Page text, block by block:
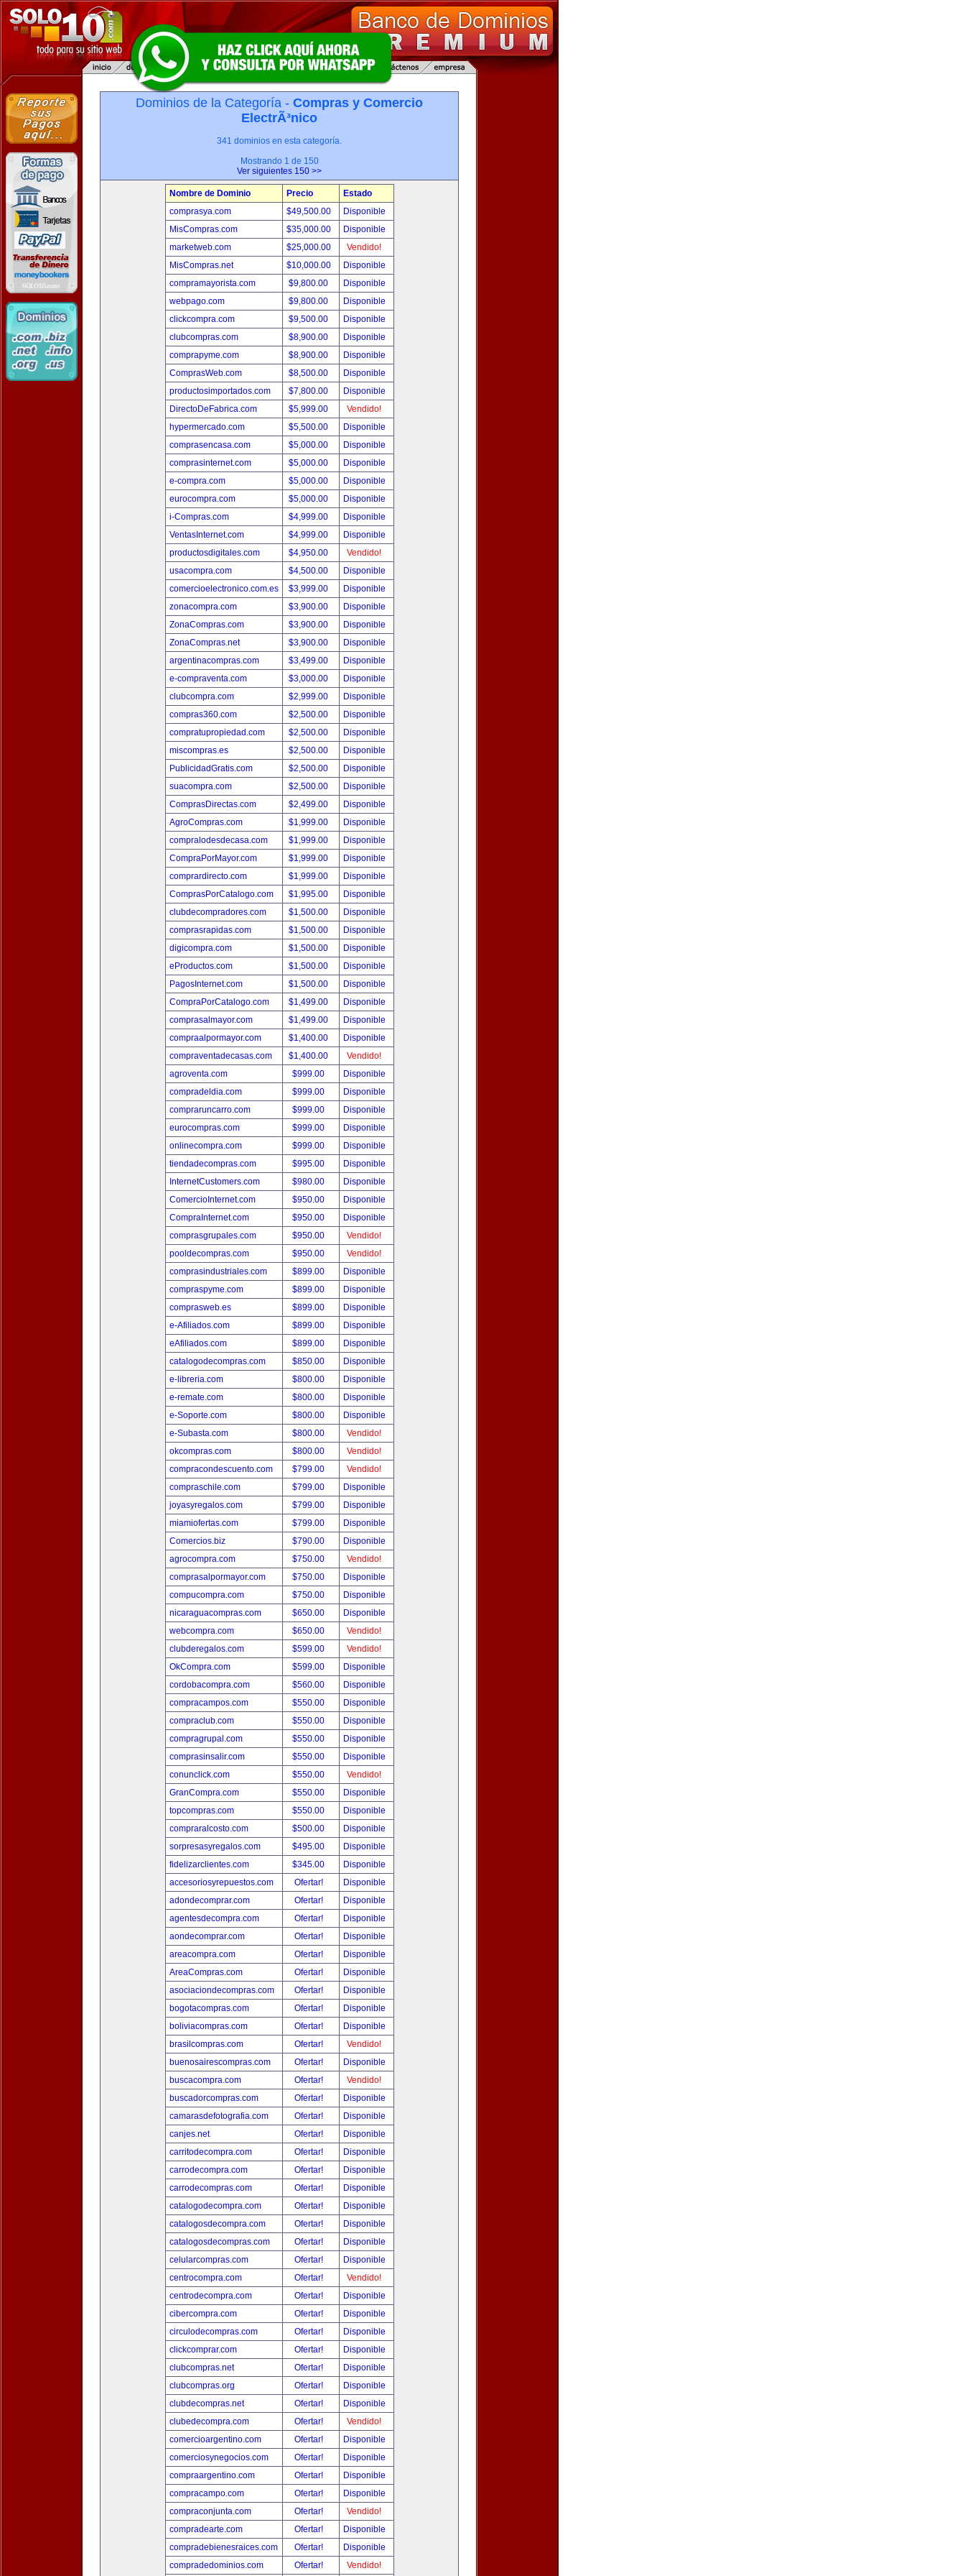
Dominios de la Categoría - Compras y Comercio
ElectrÃ³nico
341 dominios en esta categoría.
Mostrando 1 de 150
Ver siguientes 150 >>
Nombre de Dominio Precio
Estado
comprasya.com
$49,500.00
Disponible
MisCompras.com
$35,000.00
Disponible
marketweb.com
$25,000.00
Vendido!
MisCompras.net
$10,000.00
Disponible
compramayorista.com
$9,800.00
Disponible
webpago.com
$9,800.00
Disponible
clickcompra.com
$9,500.00
Disponible
clubcompras.com
$8,900.00
Disponible
comprapyme.com
$8,900.00
Disponible
ComprasWeb.com
$8,500.00
Disponible
productosimportados.com
$7,800.00
Disponible
DirectoDeFabrica.com
$5,999.00
Vendido!
hypermercado.com
$5,500.00
Disponible
comprasencasa.com
$5,000.00
Disponible
comprasinternet.com
$5,000.00
Disponible
e-compra.com
$5,000.00
Disponible
eurocompra.com
$5,000.00
Disponible
i-Compras.com
$4,999.00
Disponible
VentasInternet.com
$4,999.00
Disponible
productosdigitales.com
$4,950.00
Vendido!
usacompra.com
$4,500.00
Disponible
comercioelectronico.com.es
$3,999.00
Disponible
zonacompra.com
$3,900.00
Disponible
ZonaCompras.com
$3,900.00
Disponible
ZonaCompras.net
$3,900.00
Disponible
argentinacompras.com
$3,499.00
Disponible
e-compraventa.com
$3,000.00
Disponible
clubcompra.com
$2,999.00
Disponible
compras360.com
$2,500.00
Disponible
compratupropiedad.com
$2,500.00
Disponible
miscompras.es
$2,500.00
Disponible
PublicidadGratis.com
$2,500.00
Disponible
suacompra.com
$2,500.00
Disponible
ComprasDirectas.com
$2,499.00
Disponible
AgroCompras.com
$1,999.00
Disponible
compralodesdecasa.com
$1,999.00
Disponible
CompraPorMayor.com
$1,999.00
Disponible
comprardirecto.com
$1,999.00
Disponible
ComprasPorCatalogo.com
$1,995.00
Disponible
clubdecompradores.com
$1,500.00
Disponible
comprasrapidas.com
$1,500.00
Disponible
digicompra.com
$1,500.00
Disponible
eProductos.com
$1,500.00
Disponible
PagosInternet.com
$1,500.00
Disponible
CompraPorCatalogo.com
$1,499.00
Disponible
comprasalmayor.com
$1,499.00
Disponible
compraalpormayor.com
$1,400.00
Disponible
compraventadecasas.com
$1,400.00
Vendido!
agroventa.com
$999.00
Disponible
compradeldia.com
$999.00
Disponible
compraruncarro.com
$999.00
Disponible
eurocompras.com
$999.00
Disponible
onlinecompra.com
$999.00
Disponible
tiendadecompras.com
$995.00
Disponible
InternetCustomers.com
$980.00
Disponible
ComercioInternet.com
$950.00
Disponible
CompraInternet.com
$950.00
Disponible
comprasgrupales.com
$950.00
Vendido!
pooldecompras.com
$950.00
Vendido!
comprasindustriales.com
$899.00
Disponible
compraspyme.com
$899.00
Disponible
comprasweb.es
$899.00
Disponible
e-Afiliados.com
$899.00
Disponible
eAfiliados.com
$899.00
Disponible
catalogodecompras.com
$850.00
Disponible
e-libreria.com
$800.00
Disponible
e-remate.com
$800.00
Disponible
e-Soporte.com
$800.00
Disponible
e-Subasta.com
$800.00
Vendido!
okcompras.com
$800.00
Vendido!
compracondescuento.com
$799.00
Vendido!
compraschile.com
$799.00
Disponible
joyasyregalos.com
$799.00
Disponible
miamiofertas.com
$799.00
Disponible
Comercios.biz
$790.00
Disponible
agrocompra.com
$750.00
Vendido!
comprasalpormayor.com
$750.00
Disponible
compucompra.com
$750.00
Disponible
nicaraguacompras.com
$650.00
Disponible
webcompra.com
$650.00
Vendido!
clubderegalos.com
$599.00
Vendido!
OkCompra.com
$599.00
Disponible
cordobacompra.com
$560.00
Disponible
compracampos.com
$550.00
Disponible
compraclub.com
$550.00
Disponible
compragrupal.com
$550.00
Disponible
comprasinsalir.com
$550.00
Disponible
conunclick.com
$550.00
Vendido!
GranCompra.com
$550.00
Disponible
topcompras.com
$550.00
Disponible
compraralcosto.com
$500.00
Disponible
sorpresasyregalos.com
$495.00
Disponible
fidelizarclientes.com
$345.00
Disponible
accesoriosyrepuestos.com
Ofertar!
Disponible
adondecomprar.com
Ofertar!
Disponible
agentesdecompra.com
Ofertar!
Disponible
aondecomprar.com
Ofertar!
Disponible
areacompra.com
Ofertar!
Disponible
AreaCompras.com
Ofertar!
Disponible
asociaciondecompras.com
Ofertar!
Disponible
bogotacompras.com
Ofertar!
Disponible
boliviacompras.com
Ofertar!
Disponible
brasilcompras.com
Ofertar!
Vendido!
buenosairescompras.com
Ofertar!
Disponible
buscacompra.com
Ofertar!
Vendido!
buscadorcompras.com
Ofertar!
Disponible
camarasdefotografia.com
Ofertar!
Disponible
canjes.net
Ofertar!
Disponible
carritodecompra.com
Ofertar!
Disponible
carrodecompra.com
Ofertar!
Disponible
carrodecompras.com
Ofertar!
Disponible
catalogodecompra.com
Ofertar!
Disponible
catalogosdecompra.com
Ofertar!
Disponible
catalogosdecompras.com
Ofertar!
Disponible
celularcompras.com
Ofertar!
Disponible
centrocompra.com
Ofertar!
Vendido!
centrodecompra.com
Ofertar!
Disponible
cibercompra.com
Ofertar!
Disponible
circulodecompras.com
Ofertar!
Disponible
clickcomprar.com
Ofertar!
Disponible
clubcompras.net
Ofertar!
Disponible
clubcompras.org
Ofertar!
Disponible
clubdecompras.net
Ofertar!
Disponible
clubedecompra.com
Ofertar!
Vendido!
comercioargentino.com
Ofertar!
Disponible
comerciosynegocios.com
Ofertar!
Disponible
compraargentino.com
Ofertar!
Disponible
compracampo.com
Ofertar!
Disponible
compraconjunta.com
Ofertar!
Vendido!
compradearte.com
Ofertar!
Disponible
compradebienesraices.com
Ofertar!
Disponible
compradedominios.com
Ofertar! Vendido!